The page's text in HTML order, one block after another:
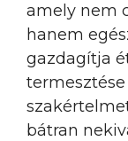
amely nem
hanem
gazdagítja
bátran